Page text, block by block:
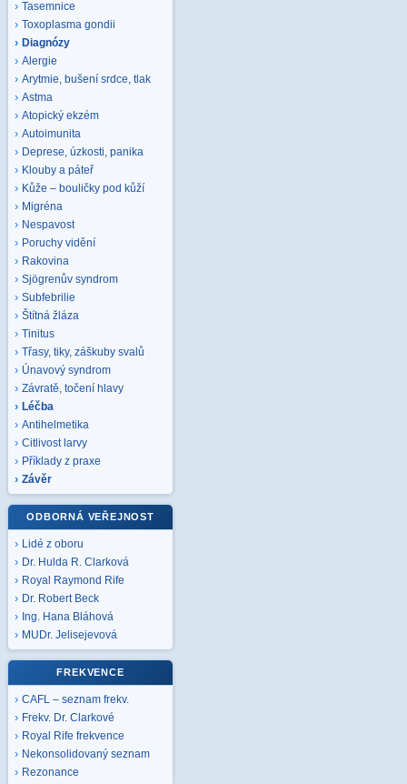
Tasemnice
Toxoplasma gondii
Diagnózy
Alergie
Arytmie, bušení srdce, tlak
Astma
Atopický ekzém
Autoimunita
Deprese, úzkosti, panika
Klouby a páteř
Kůže – bouličky pod kůží
Migréna
Nespavost
Poruchy vidění
Rakovina
Sjögrenův syndrom
Subfebrilie
Štítná žláza
Tinitus
Třasy, tiky, záškuby svalů
Únavový syndrom
Závratě, točení hlavy
Léčba
Antihelmetika
Citlivost larvy
Příklady z praxe
Závěr
ODBORNÁ VEŘEJNOST
Lidé z oboru
Dr. Hulda R. Clarková
Royal Raymond Rife
Dr. Robert Beck
Ing. Hana Bláhová
MUDr. Jelisejevová
FREKVENCE
CAFL – seznam frekv.
Frekv. Dr. Clarkové
Royal Rife frekvence
Nekonsolidovaný seznam
Rezonance